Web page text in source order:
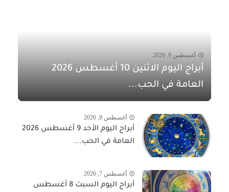
أغسطس 9, 2026
أبراج اليوم الاثنين 10 أغسطس 2026
العامة في الحب...
أغسطس 8, 2026
أبراج اليوم الأحد 9 أغسطس 2026
العامة في الحب...
أغسطس 7, 2026
أبراج اليوم السبت 8 أغسطس